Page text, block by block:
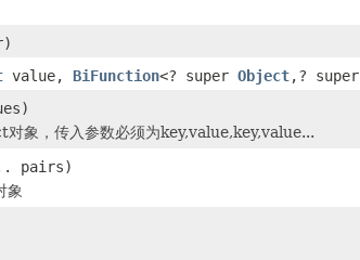
value, BiFunction<? super Object,? super
对象，传入参数必须为key,value,key,value...
pairs)
象